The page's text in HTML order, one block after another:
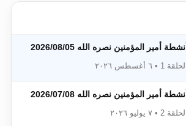
أنشطة أمير المؤمنين نصره الله 2026/08/05
الحلقة 1 • ٦ أغسطس ٢٠٢٦
أنشطة أمير المؤمنين نصره الله 2026/07/08
الحلقة 2 • ٧ يوليو ٢٠٢٦